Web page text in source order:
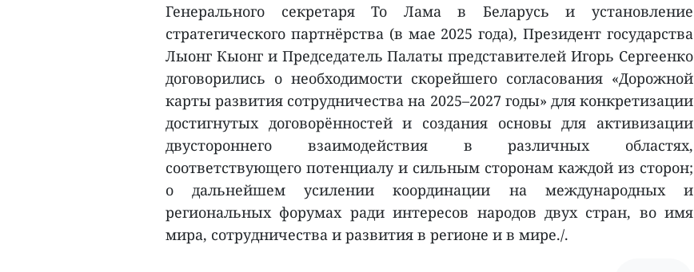
Генерального секретаря То Лама в Беларусь и установление
стратегического партнёрства (в мае 2025 года), Президент государства
Лыонг Кыонг и Председатель Палаты представителей Игорь Сергеенко
договорились о необходимости скорейшего согласования «Дорожной
карты развития сотрудничества на 2025–2027 годы» для конкретизации
достигнутых договорённостей и создания основы для активизации
двустороннего взаимодействия в различных областях,
соответствующего потенциалу и сильным сторонам каждой из сторон;
о дальнейшем усилении координации на международных и
региональных форумах ради интересов народов двух стран, во имя
мира, сотрудничества и развития в регионе и в мире./.